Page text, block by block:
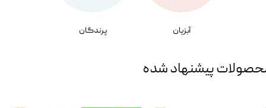
آبزیان پرندگان
پیشنهاد شده